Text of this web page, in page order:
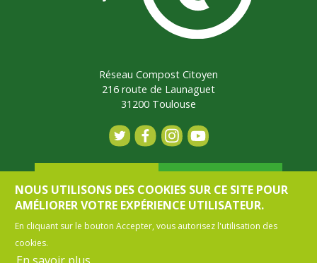
Réseau Compost Citoyen
216 route de Launaguet
31200 Toulouse
Contact Adhérer
Mon espace
NOUS UTILISONS DES COOKIES SUR CE SITE POUR
AMÉLIORER VOTRE EXPÉRIENCE UTILISATEUR.
En cliquant sur le bouton Accepter, vous autorisez l'utilisation des
cookies.